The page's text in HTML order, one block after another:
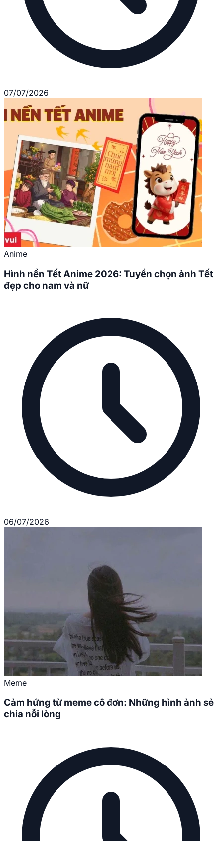
07/07/2026
Anime
Hình nền Tết Anime 2026: Tuyển chọn ảnh Tết
đẹp cho nam và nữ
06/07/2026
Meme
Cảm hứng từ meme cô đơn: Những hình ảnh sẻ
chia nỗi lòng